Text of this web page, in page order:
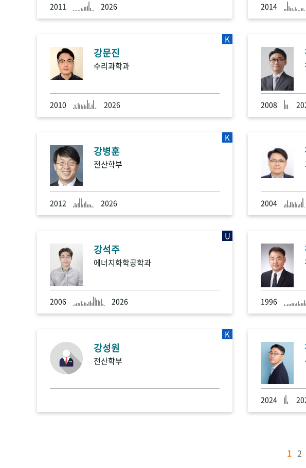
2011 2026 2014
강문진
수리과학과
2010 2026
K
2008
강병훈
전산학부
2012 2026
K
2004
강석주
에너지화학공학과
2006 2026
U
1996
강성원
전산학부
K
2024
1 2